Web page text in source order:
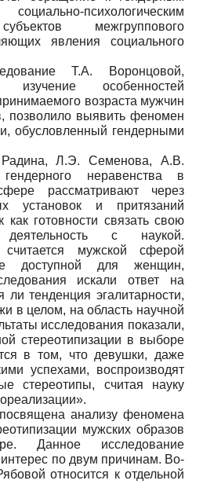
психологическим
межгруппового
явления социального
Т.А. Воронцовой,
особенностей
возраста мужчин
позволило выявить феномен
обусловленный гендерными
Л.Э. Семенова, А.В.
неравенства в
рассматривают через
установок и притязаний
как готовности связать свою
деятельность с наукой.
мужской сферой
доступной для женщин,
искали ответ на
ли тенденция эгалитарности,
в целом, на область научной
исследования показали,
стереотипизации в выборе
в том, что девушки, даже
успехами, воспроизводят
стереотипы, считая науку
анализу феномена
мужских образов
Данное исследование
по двум причинам. Во-
относится к отдельной